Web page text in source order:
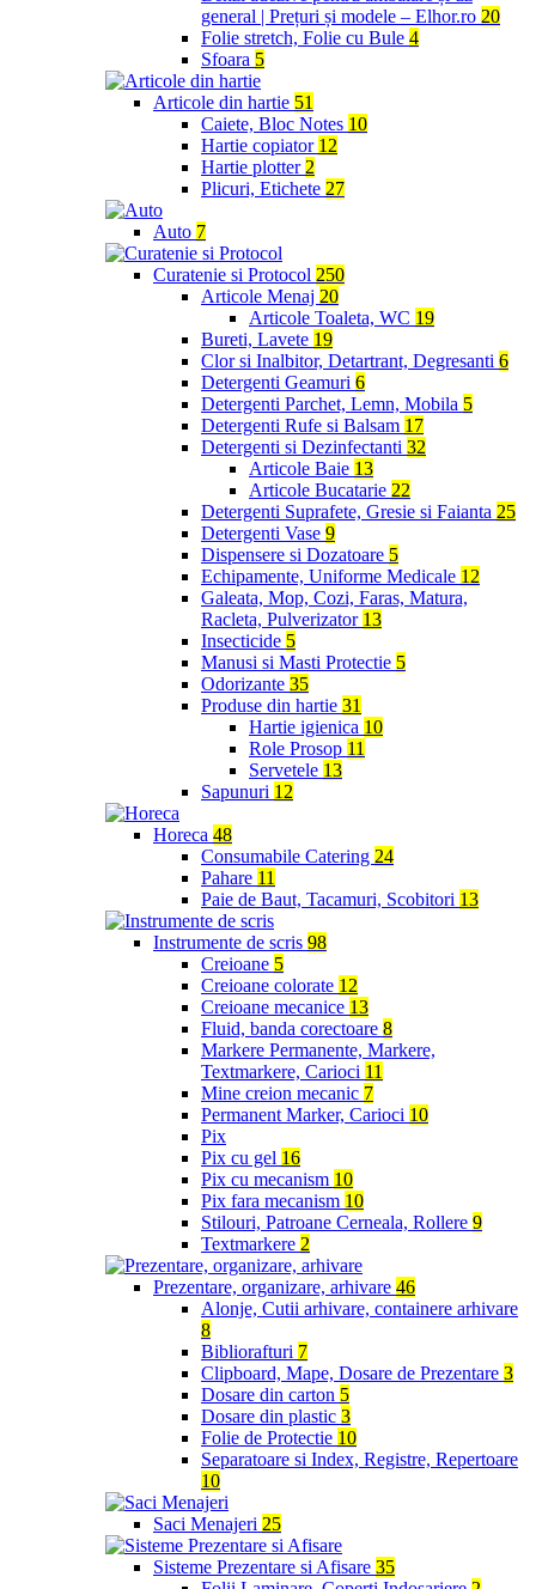
general | Prețuri și modele – Elhor.ro 20
Folie stretch, Folie cu Bule 4
Sfoara 5
Articole din hartie 51
Caiete, Bloc Notes 10
Hartie copiator 12
Hartie plotter 2
Plicuri, Etichete 27
Auto 7
Curatenie si Protocol 250
Articole Menaj 20
Articole Toaleta, WC 19
Bureti, Lavete 19
Clor si Inalbitor, Detartrant, Degresanti 6
Detergenti Geamuri 6
Detergenti Parchet, Lemn, Mobila 5
Detergenti Rufe si Balsam 17
Detergenti si Dezinfectanti 32
Articole Baie 13
Articole Bucatarie 22
Detergenti Suprafete, Gresie si Faianta 25
Detergenti Vase 9
Dispensere si Dozatoare 5
Echipamente, Uniforme Medicale 12
Galeata, Mop, Cozi, Faras, Matura,
Racleta, Pulverizator 13
Insecticide 5
Manusi si Masti Protectie 5
Odorizante 35
Produse din hartie 31
Hartie igienica 10
Role Prosop 11
Servetele 13
Sapunuri 12
Horeca 48
Consumabile Catering 24
Pahare 11
Paie de Baut, Tacamuri, Scobitori 13
Instrumente de scris 98
Creioane 5
Creioane colorate 12
Creioane mecanice 13
Fluid, banda corectoare 8
Markere Permanente, Markere,
Textmarkere, Carioci 11
Mine creion mecanic 7
Permanent Marker, Carioci 10
Pix
Pix cu gel 16
Pix cu mecanism 10
Pix fara mecanism 10
Stilouri, Patroane Cerneala, Rollere 9
Textmarkere 2
Prezentare, organizare, arhivare 46
Alonje, Cutii arhivare, containere arhivare
8
Bibliorafturi 7
Clipboard, Mape, Dosare de Prezentare 3
Dosare din carton 5
Dosare din plastic 3
Folie de Protectie 10
Separatoare si Index, Registre, Repertoare
10
Saci Menajeri 25
Sisteme Prezentare si Afisare 35